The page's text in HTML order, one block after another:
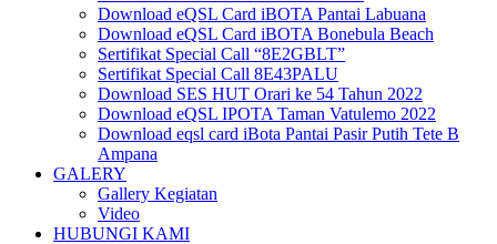
Download eQSL Card iBOTA Pantai Labuana
Download eQSL Card iBOTA Bonebula Beach
Sertifikat Special Call “8E2GBLT”
Sertifikat Special Call 8E43PALU
Download SES HUT Orari ke 54 Tahun 2022
Download eQSL IPOTA Taman Vatulemo 2022
Download eqsl card iBota Pantai Pasir Putih Tete B
Ampana
GALERY
Gallery Kegiatan
Video
HUBUNGI KAMI